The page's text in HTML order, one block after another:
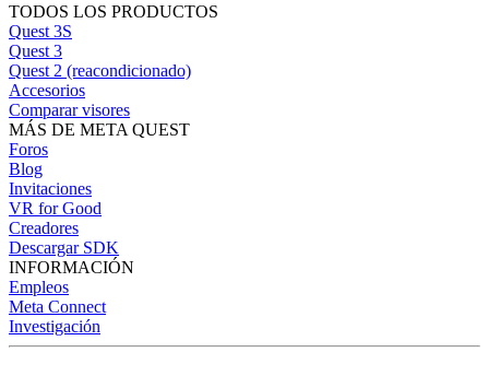
TODOS LOS PRODUCTOS
Quest 3S
Quest 3
Quest 2 (reacondicionado)
Accesorios
Comparar visores
MÁS DE META QUEST
Foros
Blog
Invitaciones
VR for Good
Creadores
Descargar SDK
INFORMACIÓN
Empleos
Meta Connect
Investigación